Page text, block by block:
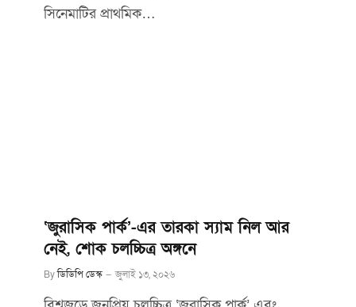
সিনেমাটির প্রাথমিক…
‘জুরাসিক পার্ক’-এর তারকা স্যাম নিল আর
নেই, শোক চলচ্চিত্র অঙ্গনে
Byডিডিপি ডেস্ক জুলাই ১৩, ২০২৬